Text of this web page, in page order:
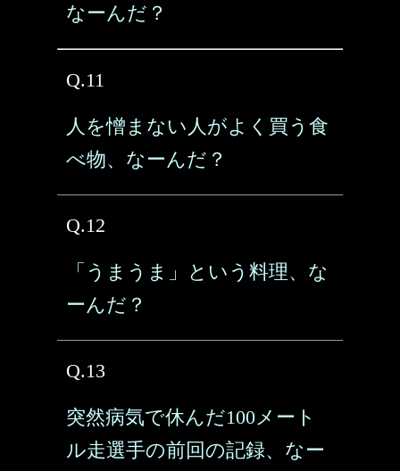
なーんだ？
Q.11
人を憎まない人がよく買う食
べ物、なーんだ？
Q.12
「うまうま」という料理、な
ーんだ？
Q.13
突然病気で休んだ100メート
ル走選手の前回の記録、なー